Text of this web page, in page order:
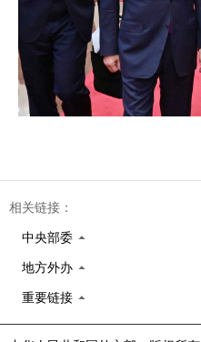
相关链接：
中央部委
地方外办
重要链接